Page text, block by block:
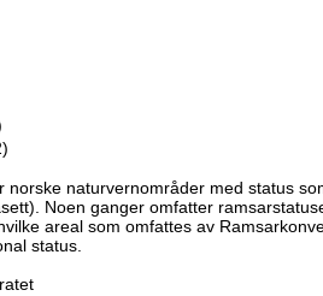
norske naturvernområder med status
Noen ganger omfatter
areal som omfattes av
status.